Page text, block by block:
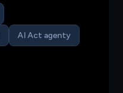
AI Act agenty